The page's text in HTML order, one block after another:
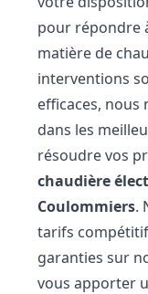
pour répondre
matière de
interventions
efficaces, nous
dans les
résoudre vos
chaudière
Coulommiers.
tarifs
garanties sur
vous apporter